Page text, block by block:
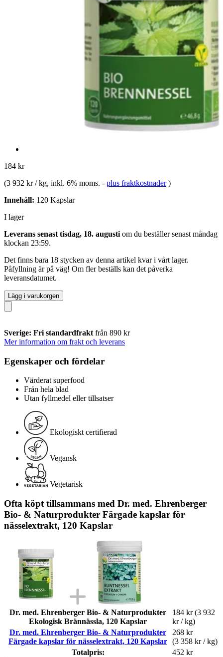
184 kr
(3 932 kr / kg, inkl. 6% moms. - plus fraktkostnader )
Innehåll: 120 Kapslar
I lager
Leverans senast tisdag, 18. augusti om du beställer senast måndag
klockan 23:59.
Det finns bara 18 stycken av denna artikel kvar i vårt lager.
Påfyllning är på väg! Om fler beställs kan det påverka
leveransdatumet.
Lägg i varukorgen
Sverige: Fri standardfrakt från 890 kr
Mer information om frakt och leverans
Egenskaper och fördelar
Värderat superfood
Från hela blad
Utan fyllmedel eller tillsatser
Ekologiskt certifierad
Vegansk
Vegetarisk
Ofta köpt tillsammans med Dr. med. Ehrenberger
Bio- & Naturprodukter Färgade kapslar för
nässelextrakt, 120 Kapslar
Dr. med. Ehrenberger Bio- & Naturprodukter
Ekologisk Brännässla, 120 Kapslar
184 kr (3 932
kr / kg)
Dr. med. Ehrenberger Bio- & Naturprodukter
Färgade kapslar för nässelextrakt, 120 Kapslar
268 kr
(3 358 kr / kg)
Totalpris:
452 kr